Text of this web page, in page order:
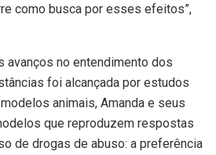
como busca por esses efeitos”,
avanços no entendimento dos
foi alcançada por estudos
animais, Amanda e seus
que reproduzem respostas
de drogas de abuso: a preferência